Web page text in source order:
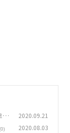
M
2020.09.21
2020.08.03